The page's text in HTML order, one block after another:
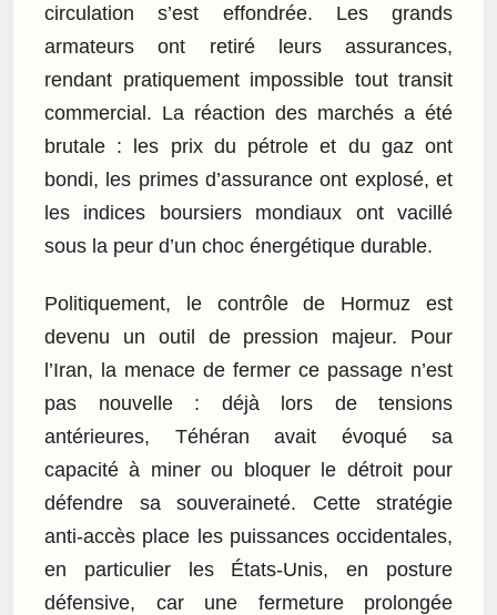
circulation s’est effondrée. Les grands
armateurs ont retiré leurs assurances,
rendant pratiquement impossible tout transit
commercial. La réaction des marchés a été
brutale : les prix du pétrole et du gaz ont
bondi, les primes d’assurance ont explosé, et
les indices boursiers mondiaux ont vacillé
sous la peur d’un choc énergétique durable.
Politiquement, le contrôle de Hormuz est
devenu un outil de pression majeur. Pour
l’Iran, la menace de fermer ce passage n’est
pas nouvelle : déjà lors de tensions
antérieures, Téhéran avait évoqué sa
capacité à miner ou bloquer le détroit pour
défendre sa souveraineté. Cette stratégie
anti-accès place les puissances occidentales,
en particulier les États-Unis, en posture
défensive, car une fermeture prolongée